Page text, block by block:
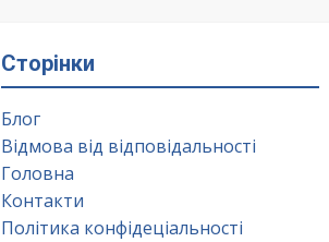
Сторінки
Блог
Відмова від відповідальності
Головна
Контакти
Політика конфідеціальності